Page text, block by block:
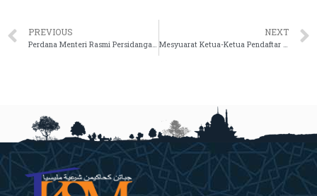
PREVIOUS
Perdana Menteri Rasmi Persidangan Kehakiman Syariah Antarabangsa (PKA) 2021
NEXT
Mesyuarat Ketua-Ketua Pendaftar Mahkamah Syariah Seluruh Malaysia Kali Ke-72 Bilangan 3 Tahun 2021